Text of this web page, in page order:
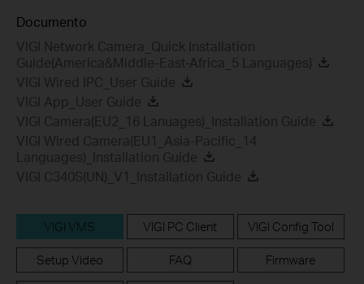
Documento
VIGI Network Camera_Quick Installation
Guide(America&Middle-East-Africa_5 Languages)
VIGI Wired IPC_User Guide
VIGI App_User Guide
VIGI Camera(EU2_16 Lanuages)_Installation Guide
VIGI Wired Camera(EU1_Asia-Pacific_14
Languages)_Installation Guide
VIGI C340S(UN)_V1_Installation Guide
VIGI VMS VIGI PC Client VIGI Config Tool
Setup Video FAQ Firmware